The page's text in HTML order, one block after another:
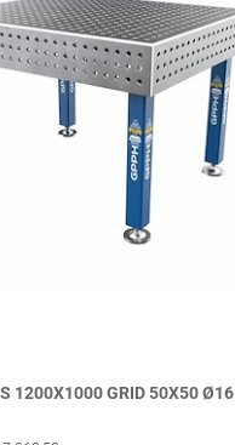
1200X1000 GRID 50X50 Ø16